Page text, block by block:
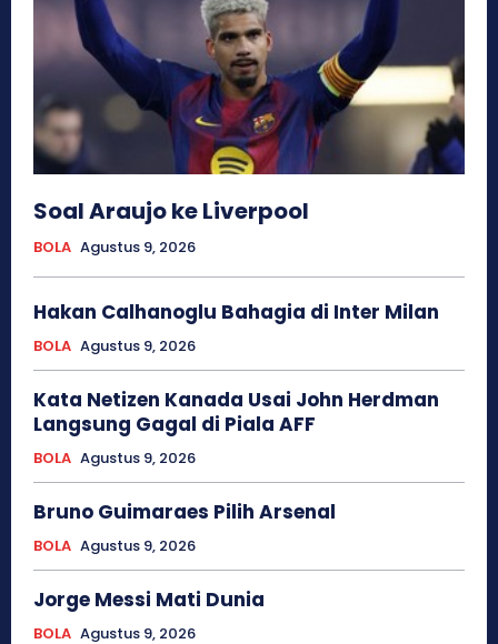
Soal Araujo ke Liverpool
BOLA Agustus 9, 2026
Hakan Calhanoglu Bahagia di Inter Milan
BOLA Agustus 9, 2026
Kata Netizen Kanada Usai John Herdman
Langsung Gagal di Piala AFF
BOLA Agustus 9, 2026
Bruno Guimaraes Pilih Arsenal
BOLA Agustus 9, 2026
Jorge Messi Mati Dunia
BOLA Agustus 9, 2026